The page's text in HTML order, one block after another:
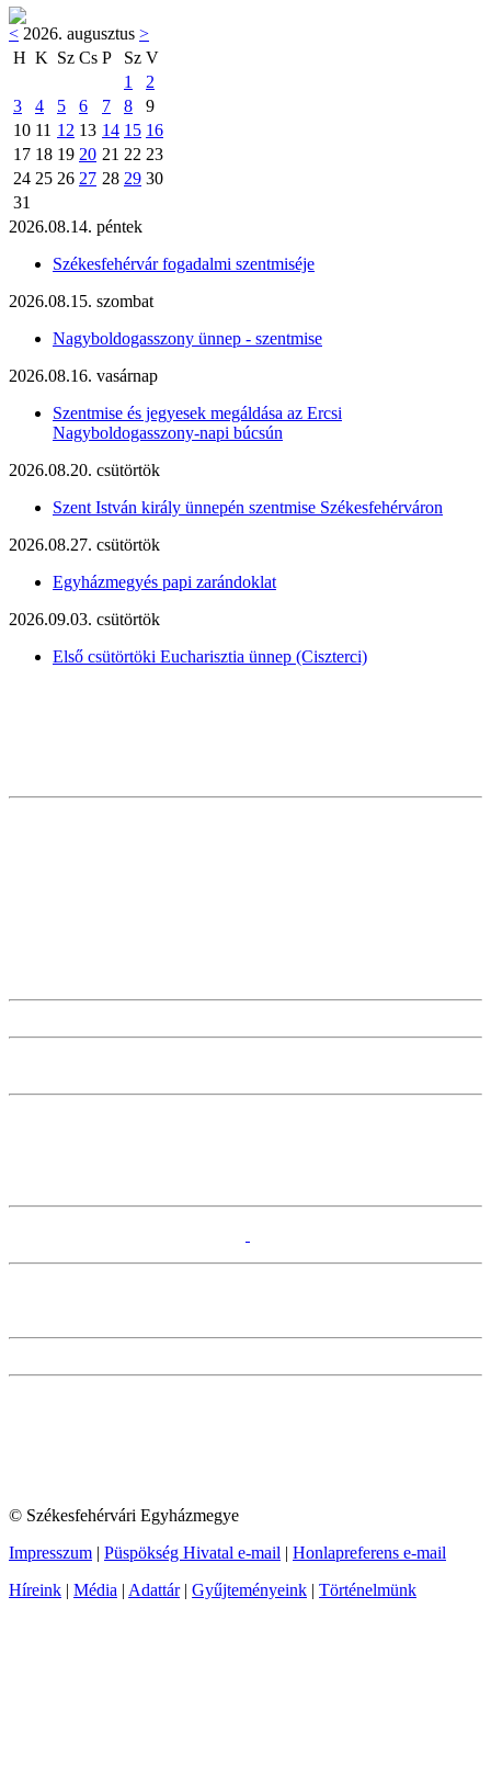
< 2026. augusztus >
H K Sz Cs P Sz V
1
2
3
4 5 6 7 8
9
10 11 12 13 14 15 16
17 18 19 20 21 22 23
24 25 26 27 28 29 30
31
2026.08.14. péntek
Székesfehérvár fogadalmi szentmiséje
2026.08.15. szombat
Nagyboldogasszony ünnep - szentmise
2026.08.16. vasárnap
Szentmise és jegyesek megáldása az Ercsi
Nagyboldogasszony-napi búcsún
2026.08.20. csütörtök
Szent István király ünnepén szentmise Székesfehérváron
2026.08.27. csütörtök
Egyházmegyés papi zarándoklat
2026.09.03. csütörtök
Első csütörtöki Eucharisztia ünnep (Ciszterci)
© Székesfehérvári Egyházmegye
Impresszum | Püspökség Hivatal e-mail | Honlapreferens e-mail
Híreink | Média | Adattár| Gyűjteményeink | Történelmünk